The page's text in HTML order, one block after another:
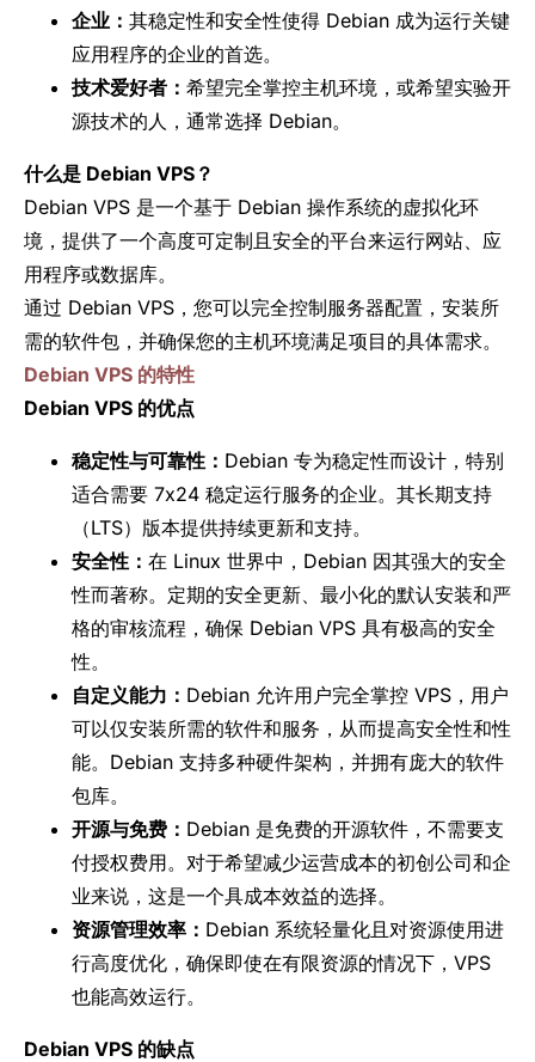
企业： 其稳定性和安全性使得 Debian 成为运行关键
应用程序的企业的首选。
技术爱好者： 希望完全掌控主机环境，或希望实验开
源技术的人，通常选择 Debian。
什么是 Debian VPS？
Debian VPS 是一个基于 Debian 操作系统的虚拟化环
境，提供了一个高度可定制且安全的平台来运行网站、应
用程序或数据库。
通过 Debian VPS，您可以完全控制服务器配置，安装所
需的软件包，并确保您的主机环境满足项目的具体需求。
Debian VPS 的特性
Debian VPS 的优点
稳定性与可靠性： Debian 专为稳定性而设计，特别
适合需要 7x24 稳定运行服务的企业。其长期支持
（LTS）版本提供持续更新和支持。
安全性： 在 Linux 世界中，Debian 因其强大的安全
性而著称。定期的安全更新、最小化的默认安装和严
格的审核流程，确保 Debian VPS 具有极高的安全
性。
自定义能力： Debian 允许用户完全掌控 VPS，用户
可以仅安装所需的软件和服务，从而提高安全性和性
能。Debian 支持多种硬件架构，并拥有庞大的软件
包库。
开源与免费： Debian 是免费的开源软件，不需要支
付授权费用。对于希望减少运营成本的初创公司和企
业来说，这是一个具成本效益的选择。
资源管理效率： Debian 系统轻量化且对资源使用进
行高度优化，确保即使在有限资源的情况下，VPS
也能高效运行。
Debian VPS 的缺点